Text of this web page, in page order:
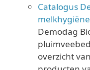
Catalogus
melkhygiëne
Demodag
overzicht